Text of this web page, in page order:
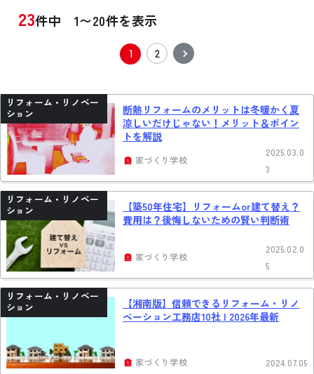
お役立ち情報
YOUTUBE Instagram
プライバシーポリシー
23件中 1〜20件を表示
1 2
リフォーム・リノベー
ション
断熱リフォームのメリットは冬暖かく夏
涼しいだけじゃない！メリット＆ポイン
トを解説
家づくり学校
2025.03.0
3
リフォーム・リノベー
ション
【築50年住宅】リフォームor建て替え？
費用は？後悔しないための賢い判断術
家づくり学校
2025.02.0
5
リフォーム・リノベー
ション
【湘南版】信頼できるリフォーム・リノ
ベーション工務店10社 | 2026年最新
家づくり学校 2024.07.05